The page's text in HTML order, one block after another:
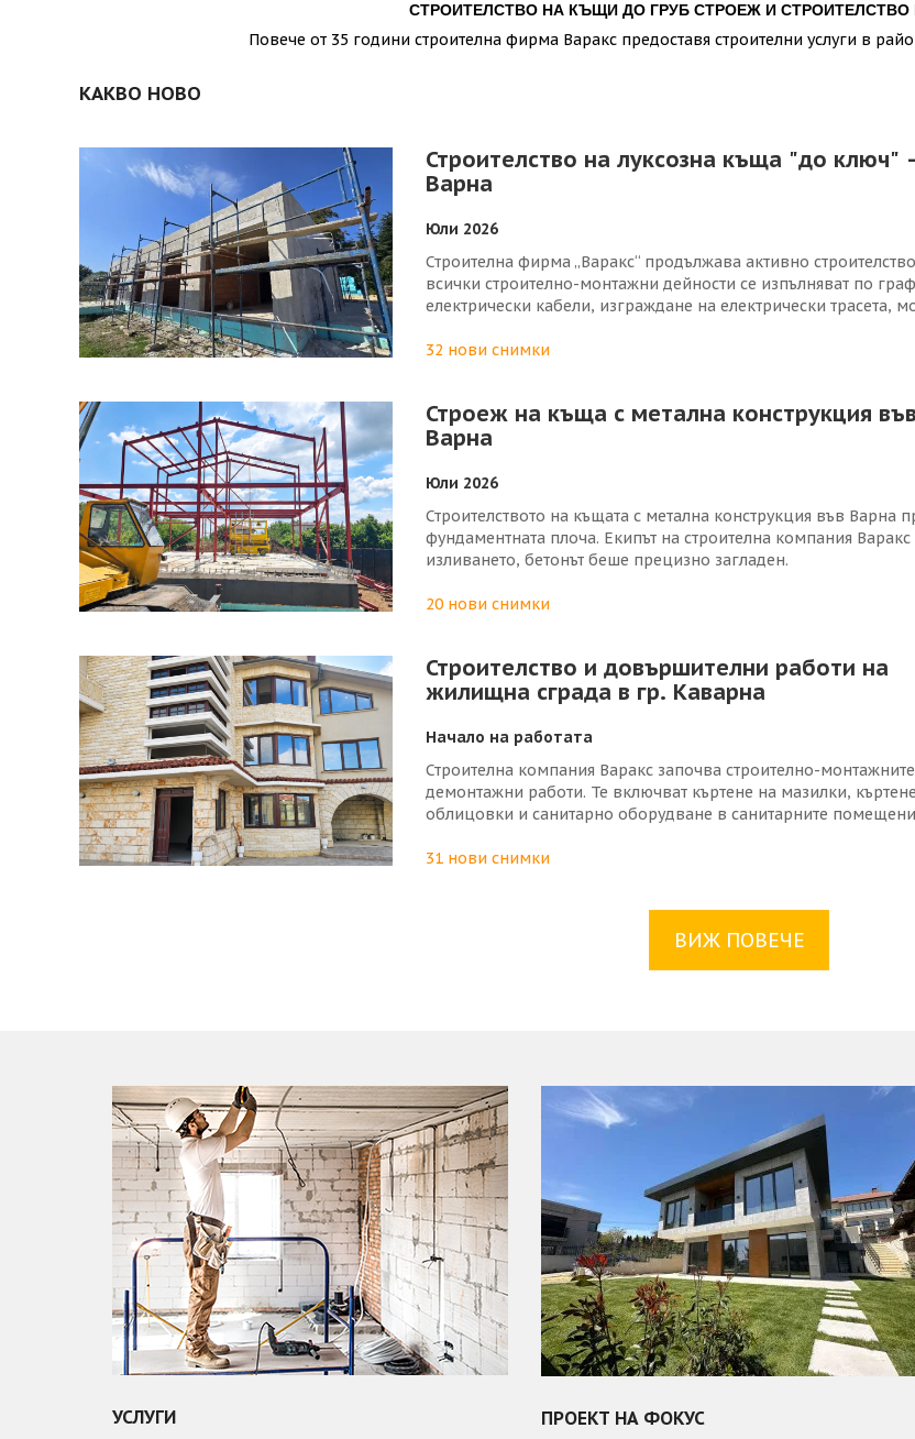
СТРОИТЕЛСТВО НА КЪЩИ ДО ГРУБ СТРОЕЖ И
Повече от 35 години строителна фирма Варакс предоставя строителни услуги в
КАКВО НОВО
Строителство на луксозна къща "до ключ"
Варна
Юли 2026
Строителна фирма „Варакс“ продължава активно
всички строително-монтажни дейности се изпълняват по
електрически кабели, изграждане на електрически трасета,
дефектно-токова защита.
която гарантира висока пожароустойчивост, надеждна
На строителния обект вече е доставен и необходимият пясък
барбакани за отводняване. След тези подготвителни
32 нови снимки
Строеж на къща с метална конструкция във
Варна
Юли 2026
Строителството на къщата с метална конструкция във
фундаментната плоча. Екипът на строителна компания
изливането, бетонът беше прецизно загладен.
хюнебеци. Отново са положени топлоизолация XPS и
колони, носещите греди, покривните рамки и
подемна машина се използва телескопичен кран.
20 нови снимки
Строителство и довършителни работи на
жилищна сграда в гр. Каварна
Начало на работата
Строителна компания Варакс започва строително-
демонтажни работи. Те включват къртене на мазилки,
облицовки и санитарно оборудване в санитарните
изградено скеле, като предстои демонтажа на облицовка от
31 нови снимки
ВИЖ ПОВЕЧЕ
УСЛУГИ ПРОЕКТ НА ФОКУС